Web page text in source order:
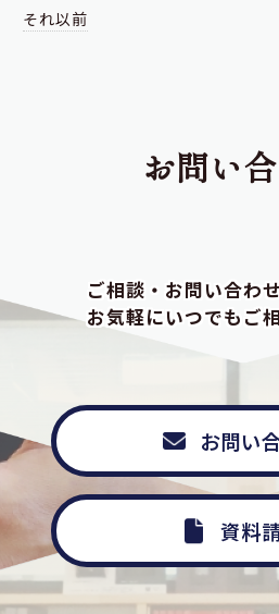
それ以前
お問い
ご相談・お問い合わ
お気軽にいつでもご
お問い
資料